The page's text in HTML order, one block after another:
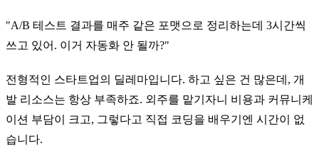
"A/B 테스트 결과를 매주 같은 포맷으로 정리하는데 3시간씩
쓰고 있어. 이거 자동화 안 될까?"
전형적인 스타트업의 딜레마입니다. 하고 싶은 건 많은데, 개
발 리소스는 항상 부족하죠. 외주를 맡기자니 비용과 커뮤니케
이션 부담이 크고, 그렇다고 직접 코딩을 배우기엔 시간이 없
습니다.